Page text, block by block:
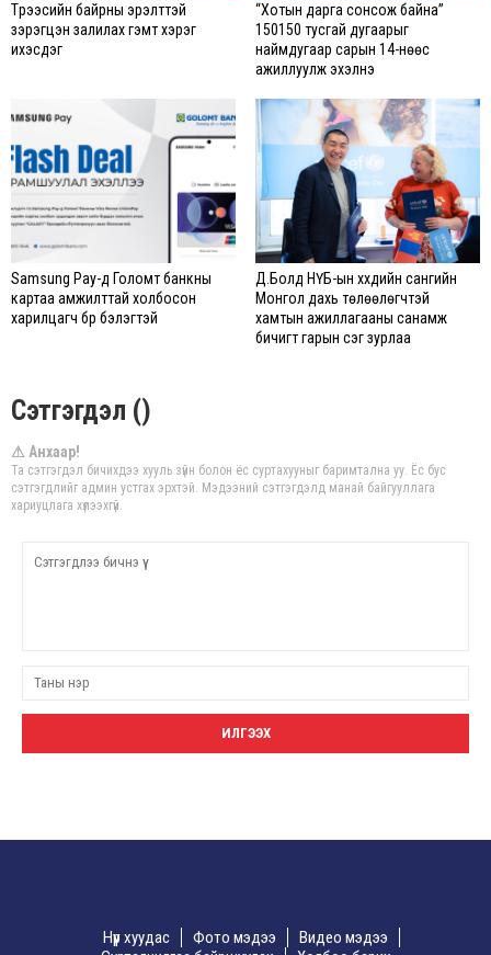
Түрээсийн байрны эрэлттэй
зэрэгцэн залилах гэмт хэрэг
ихэсдэг
“Хотын дарга сонсож байна”
150150 тусгай дугаарыг
наймдугаар сарын 14-нөөс
ажиллуулж эхэлнэ
Samsung Pay-д Голомт банкны
картаа амжилттай холбосон
харилцагч бүр бэлэгтэй
Д.Болд НҮБ-ын хүүхдийн сангийн
Монгол дахь төлөөлөгчтэй
хамтын ажиллагааны санамж
бичигт гарын үсэг зурлаа
Сэтгэгдэл ()
⚠ Анхаар!
Та сэтгэгдэл бичихдээ хууль зүйн болон ёс суртахууныг баримтална уу. Ёс бус
сэтгэгдлийг админ устгах эрхтэй. Мэдээний сэтгэгдэлд манай байгууллага
хариуцлага хүлээхгүй.
Нүүр хуудас Фото мэдээ
Видео мэдээ